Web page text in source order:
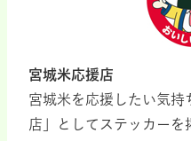
宮城米応援店
宮城米を応援したい気持
店」としてステッカーを